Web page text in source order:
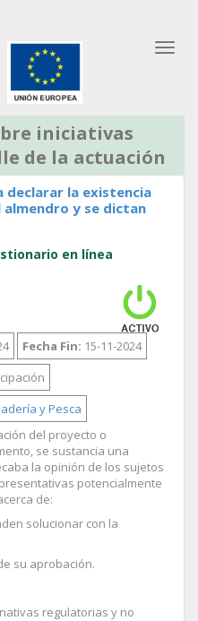
Registro de Entidad
iniciativas
de la actuación
declarar la existencia
almendro y se dictan
en línea
Fecha Fin: 15-11-2024
y Pesca
del proyecto o
se sustancia una
la opinión de los sujetos
potencialmente
de:
solucionar con la
su aprobación.
regulatorias y no